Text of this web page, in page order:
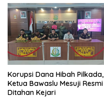
Korupsi Dana Hibah Pilkada,
Ketua Bawaslu Mesuji Resmi
Ditahan Kejari